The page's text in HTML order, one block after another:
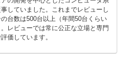
していました。これまでレビューし
台数は500台以上（年間50台くらい
レビューでは常に公正な立場と専門
価しています。